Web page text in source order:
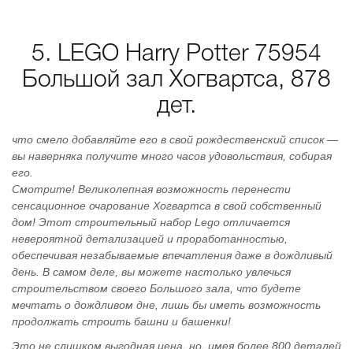
5. LEGO Harry Potter 75954
Большой зал Хогвартса, 878
дет.
что смело добавляйте его в свой рождественский список —
вы наверняка получите много часов удовольствия, собирая
его.
Смотрите! Великолепная возможность перенести
сенсационное очарование Хогвартса в свой собственный
дом! Этот строительный набор Lego отличается
невероятной детализацией и проработанностью,
обеспечивая незабываемые впечатления даже в дождливый
день. В самом деле, вы можете настолько увлечься
строительством своего Большого зала, что будете
мечтать о дождливом дне, лишь бы иметь возможность
продолжать строить башни и башенки!
Это не слишком выгодная цена, но, имея более 800 деталей